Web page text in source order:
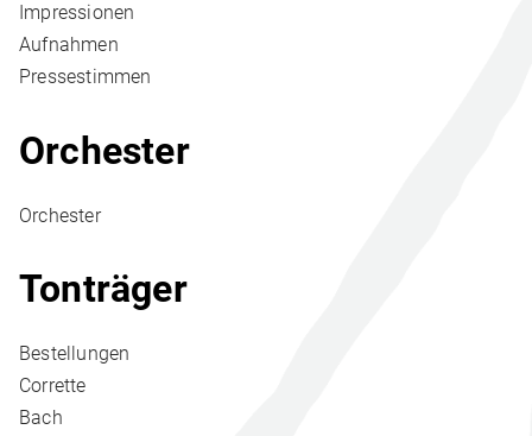
Impressionen
Aufnahmen
Pressestimmen
Orchester
Orchester
Tonträger
Bestellungen
Corrette
Bach